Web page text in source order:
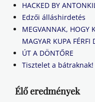
HACKED BY
Edzői álláshirdetés
MEGVANNAK, HOGY
MAGYAR KUPA FÉRFI
ÚT A DÖNTŐRE
Tisztelet a
Élő eredmények